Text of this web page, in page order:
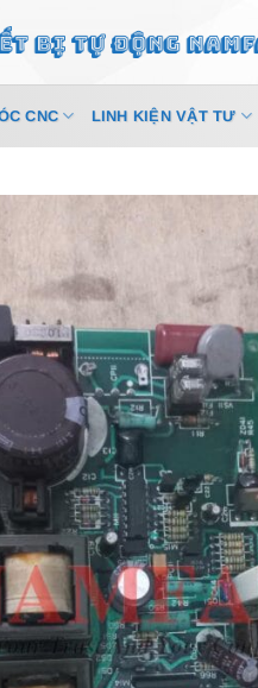
CNC LINH KIỆN VẬT TƯ